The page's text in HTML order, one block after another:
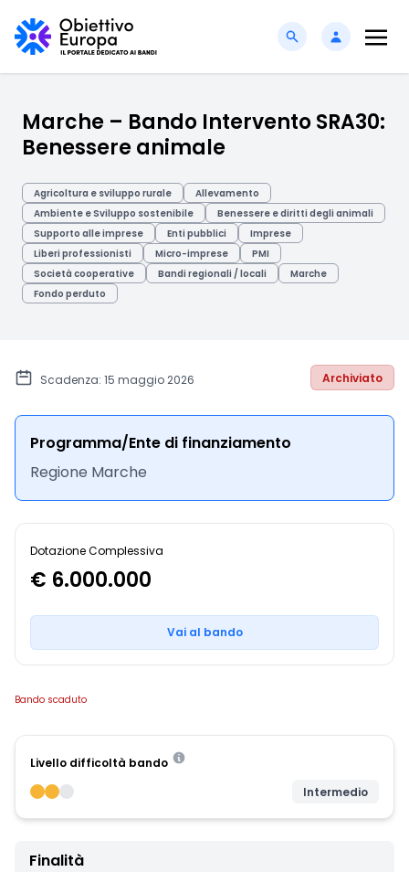
Marche – Bando Intervento SRA30:
Benessere animale
Agricoltura e sviluppo rurale
Allevamento
Ambiente e Sviluppo sostenibile
Benessere e diritti degli animali
Supporto alle imprese
Enti pubblici
Imprese
Liberi professionisti
Micro-imprese
PMI
Società cooperative
Bandi regionali / locali
Marche
Fondo perduto
Scadenza: 15 maggio 2026 Archiviato
Programma/Ente di finanziamento
Regione Marche
Dotazione Complessiva
€ 6.000.000
Vai al bando
Bando scaduto
Livello difficoltà bando
Intermedio
Finalità